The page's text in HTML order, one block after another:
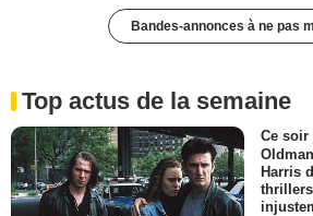
Bandes-annonces à ne pas
Top actus de la semaine
Ce soir
Harris
thrillers